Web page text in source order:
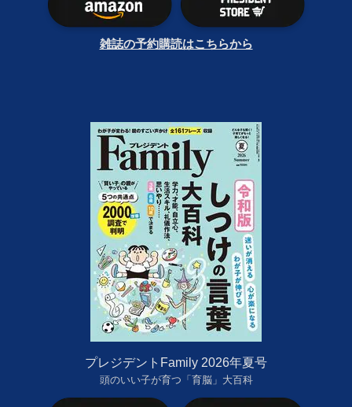
雑誌の予約購読はこちらから
プレジデントFamily 2026年夏号
頭のいい子が育つ「育脳」大百科